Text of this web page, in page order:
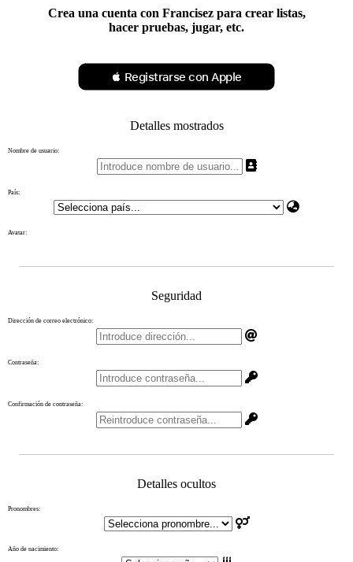
Crea una cuenta con Francisez para crear listas,
hacer pruebas, jugar, etc.
 Registrarse con Apple
Detalles mostrados
Nombre de usuario:
País:
Avatar:
Seguridad
Dirección de correo electrónico:
Contraseña:
Confirmación de contraseña:
Detalles ocultos
Pronombres:
Año de nacimiento: